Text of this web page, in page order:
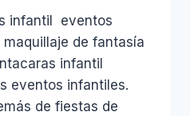
infantil eventos
de fantasía
infantil
eventos infantiles.
de fiestas de